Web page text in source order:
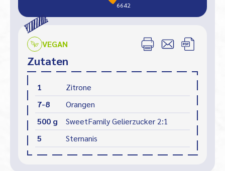
6642
VEGAN
Zutaten
1
Zitrone
7-8
Orangen
500 g
SweetFamily Gelierzucker 2:1
5
Sternanis